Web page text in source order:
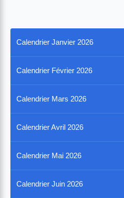
Calendrier Janvier 2026
Calendrier Février 2026
Calendrier Mars 2026
Calendrier Avril 2026
Calendrier Mai 2026
Calendrier Juin 2026